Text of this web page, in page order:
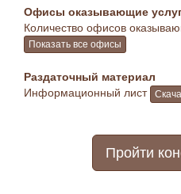
Офисы оказывающие
Количество офисов
Показать все офисы
Раздаточный материал
Информационный лист
Пройти